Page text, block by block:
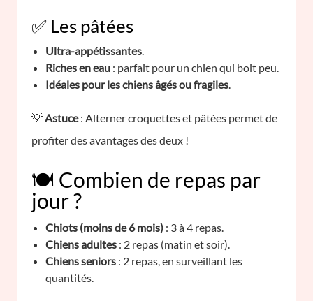
✅ Les pâtées
Ultra-appétissantes.
Riches en eau : parfait pour un chien qui boit peu.
Idéales pour les chiens âgés ou fragiles.
💡Astuce: Alterner croquettes et pâtées permet de
profiter des avantages des deux !
🍽️ Combien de repas par
jour ?
Chiots (moins de 6 mois) : 3 à 4 repas.
Chiens adultes : 2 repas (matin et soir).
Chiens seniors : 2 repas, en surveillant les
quantités.